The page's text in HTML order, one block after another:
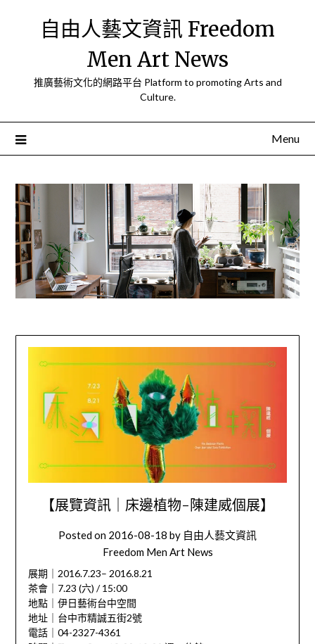
自由人藝文資訊 Freedom
Men Art News
推廣藝術文化的網路平台 Platform to promoting Arts and
Culture.
Menu
【展覽資訊｜床邊植物-陳建威個展】
Posted on 2016-08-18 by 自由人藝文資訊
Freedom Men Art News
展期｜2016.7.23– 2016.8.21
茶會｜7.23 (六) / 15:00
地點｜伊日藝術台中空間
地址｜台中市精誠五街2號
電話｜04-2327-4361